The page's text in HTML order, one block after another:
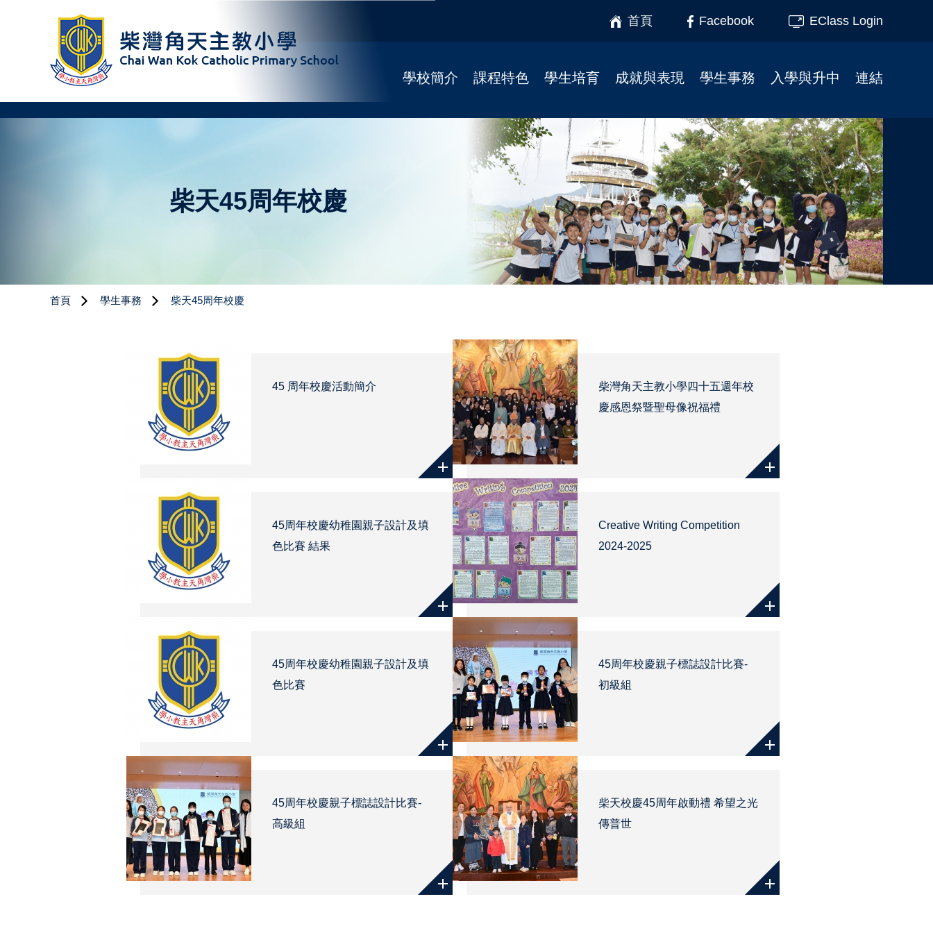
首頁 Facebook EClass Login
學校簡介
學校簡介
聯絡我們
課程特色
課程特色
學科天地
STREAM課程
柴天正向教育
靜觀課程
Fun Fun English
資優課程
推廣閱讀
學生培育
國民教育
宗教培育
健康校園(4Rs)
學校社工
學習支援
成就與表現
榮譽榜
校友成就
制服團隊
服務大使
課外活動
校園電視台
境外交流
刊物
學生事務
柴天45周年校慶
學校行事曆
校服式樣
校車
校園記趣
相片下載區
學生繳費系統教學
學校午膳
入學與升中
小一入學事宜
插班生入學申請
幼小資訊
升中資訊
小一支援
幼稚園聯繫
連結
家長教育
家長教師會
校友會
校友會活動相片
柴天45周年校慶
首頁 學生事務 柴天45周年校慶
45 周年校慶活動簡介
柴灣角天主教小學四十五週年校
慶感恩祭暨聖母像祝福禮
45周年校慶幼稚園親子設計及填
色比賽 結果
Creative Writing Competition
2024-2025
45周年校慶幼稚園親子設計及填
色比賽
45周年校慶親子標誌設計比賽-
初級組
45周年校慶親子標誌設計比賽-
高級組
柴天校慶45周年啟動禮 希望之光
傳普世